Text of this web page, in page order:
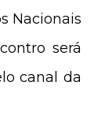
Nacionais
será
canal da